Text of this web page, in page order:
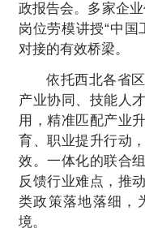
政报告会。多家企
岗位劳模讲授“中国
对接的有效桥梁。
依托西北各省
产业协同、技能人
用，精准匹配产业
育、职业提升行动
效。一体化的联合
反馈行业难点，推
类政策落地落细，
境。